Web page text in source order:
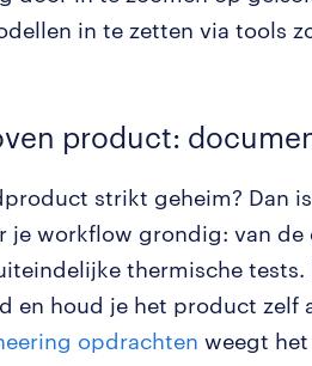
in te zetten via tools
product:
strikt geheim? Dan
je workflow grondig: van de
thermische
en houd je het product zelf
opdrachten weegt het